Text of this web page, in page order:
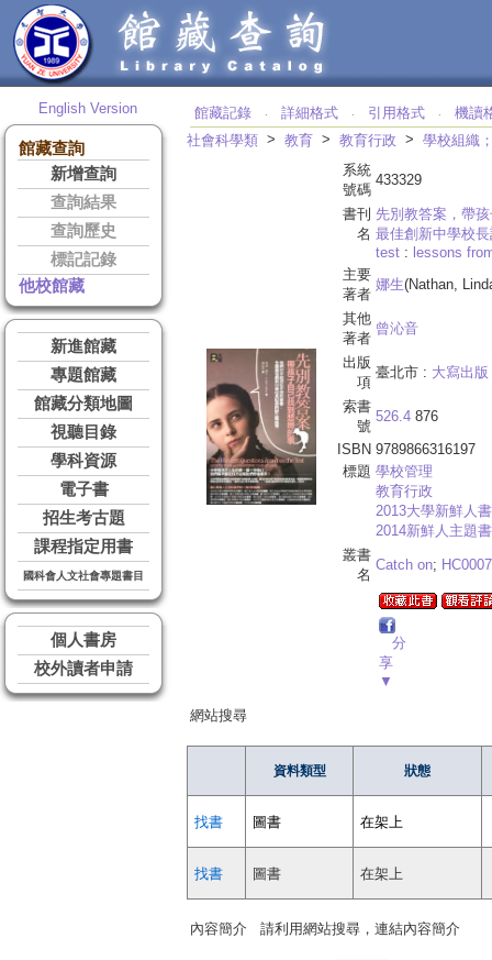
English Version
館藏查詢
新增查詢
查詢結果
查詢歷史
標記記錄
他校館藏
新進館藏
專題館藏
館藏分類地圖
視聽目錄
學科資源
電子書
招生考古題
課程指定用書
國科會人文社會專題書目
個人書房
校外讀者申請
館藏記錄 ‧ 詳細格式 ‧ 引用格式 ‧
機讀
社會科學類 > 教育 > 教育行政 > 學校組織
系統
號碼
433329
書刊
名
先別教答案，帶
最佳創新中學校
test : lessons
主要
著者
娜生(Nathan,
其他
著者
曾沁音
出版
項
臺北市 : 大寫出版
索書
號
526.4 876
ISBN 9789866316197
標題 學校管理
教育行政
2013大學新鮮人
2014新鮮人主題
叢書
名
Catch on; HC0007
分
享
▼
網站搜尋
資料類型 狀態
找書 圖書 在架上
找書 圖書 在架上
內容簡介 請利用網站搜尋，連結內容簡介